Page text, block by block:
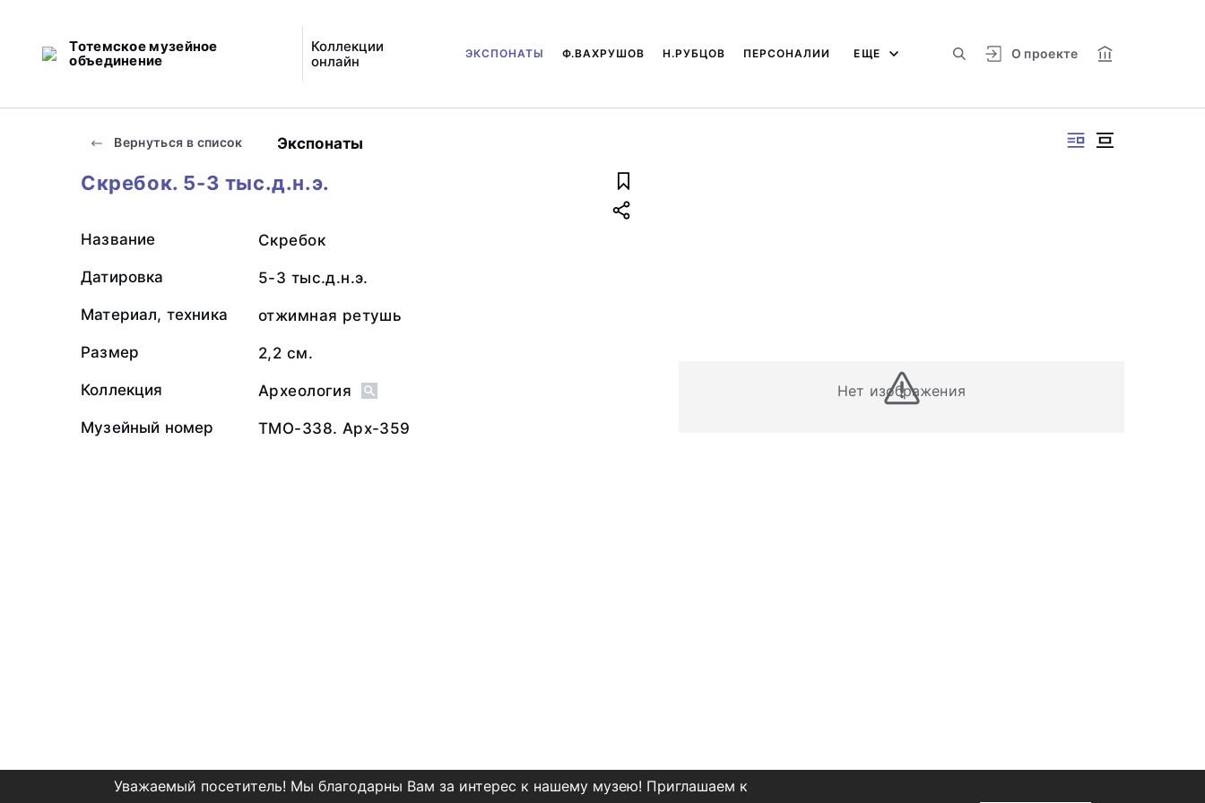
Тотемское музейное
объединение
Коллекции
онлайн
О проекте
ЭКСПОНАТЫ Ф.ВАХРУШОВ Н.РУБЦОВ ПЕРСОНАЛИИ ЕЩЕ
Вернуться в список Экспонаты
Нет изображения
Скребок. 5-3 тыс.д.н.э.
Название Скребок
Датировка 5-3 тыс.д.н.э.
Материал, техника отжимная ретушь
Размер 2,2 см.
Коллекция Археология
Музейный номер ТМО-338. Арх-359
Уважаемый посетитель! Мы благодарны Вам за интерес к нашему музею! Приглашаем к